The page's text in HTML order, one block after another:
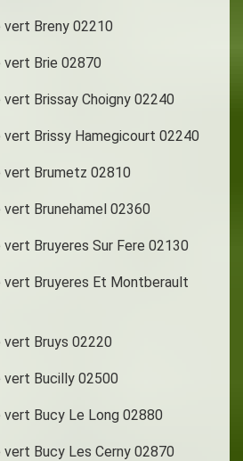
Breny 02210
Brie 02870
Brissay Choigny 02240
Brissy Hamegicourt 02240
Brumetz 02810
Brunehamel 02360
Bruyeres Sur Fere 02130
vert Bruyeres Et Montberault
Bruys 02220
Bucilly 02500
Bucy Le Long 02880
Bucy Les Cerny 02870